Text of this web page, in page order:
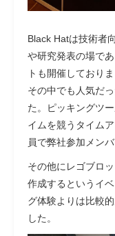
Black Hatは技術者
や研究発表の場で
トも開催しておりま
その中でも人気だ
た。ピッキングツ
イムを競うタイム
員で弊社参加メン
その他にレゴブロ
作成するというイ
グ体験よりは比較
した。